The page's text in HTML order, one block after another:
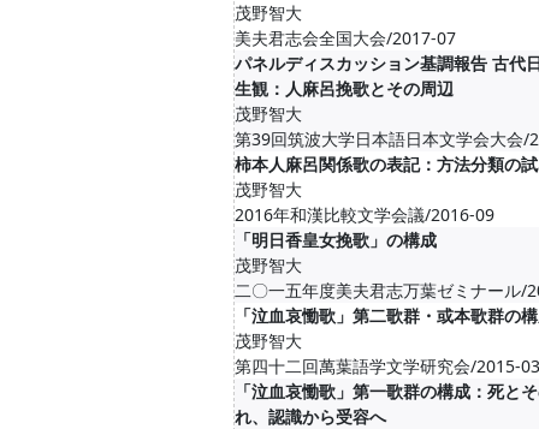
茂野智大
美夫君志会全国大会/2017-07
パネルディスカッション基調報告 古代
生観：人麻呂挽歌とその周辺
茂野智大
第39回筑波大学日本語日本文学会大会/
柿本人麻呂関係歌の表記：方法分類の
茂野智大
2016年和漢比較文学会議/2016-09
「明日香皇女挽歌」の構成
茂野智大
二〇一五年度美夫君志万葉ゼミナール/
「泣血哀慟歌」第二歌群・或本歌群の
茂野智大
第四十二回萬葉語学文学研究会/2015-03
「泣血哀慟歌」第一歌群の構成：死と
れ、認識から受容へ